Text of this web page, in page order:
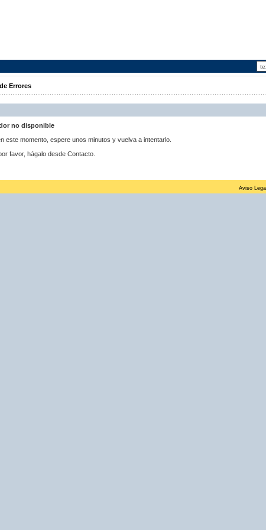
Errores
no disponible
este momento, espere unos minutos y vuelva a intentarlo.
favor, hágalo desde Contacto.
Aviso Legal